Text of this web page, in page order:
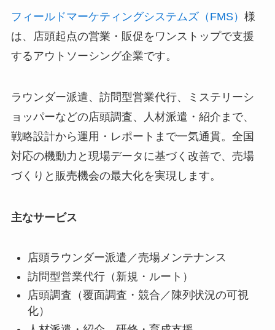
フィールドマーケティングシステムズ（FMS） 様
は、店頭起点の営業・販促をワンストップで支援
するアウトソーシング企業です。
ラウンダー派遣、訪問型営業代行、ミステリーシ
ョッパーなどの店頭調査、人材派遣・紹介まで、
戦略設計から運用・レポートまで一気通貫。全国
対応の機動力と現場データに基づく改善で、売場
づくりと販売機会の最大化を実現します。
主なサービス
店頭ラウンダー派遣／売場メンテナンス
訪問型営業代行（新規・ルート）
店頭調査（覆面調査・競合／陳列状況の可視
化）